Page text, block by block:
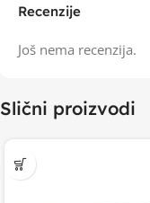
Recenzije
Još nema recenzija.
Slični proizvodi